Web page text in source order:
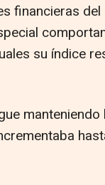
financieras
su índice